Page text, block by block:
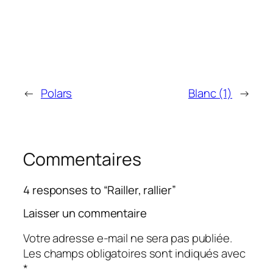
← Polars Blanc (1) →
Commentaires
4 responses to “Railler, rallier”
Laisser un commentaire
Votre adresse e-mail ne sera pas publiée.
Les champs obligatoires sont indiqués avec
*